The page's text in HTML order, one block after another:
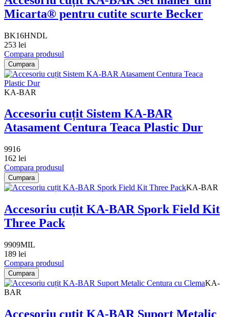
Micarta® pentru cutite scurte Becker
BK16HNDL
253 lei
Compara produsul
Cumpara
KA-BAR
Accesoriu cuțit Sistem KA-BAR
Atasament Centura Teaca Plastic Dur
9916
162 lei
Compara produsul
Cumpara
KA-BAR
Accesoriu cuțit KA-BAR Spork Field Kit
Three Pack
9909MIL
189 lei
Compara produsul
Cumpara
KA-
BAR
Accesoriu cuțit KA-BAR Suport Metalic